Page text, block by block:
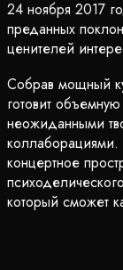
24 ноября 2017
преданных
ценителей
Собрав мощный
готовит
неожиданными
коллаборациями.
концертное
который сможет